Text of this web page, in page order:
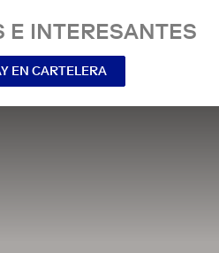
E INTERESANTES
EN CARTELERA